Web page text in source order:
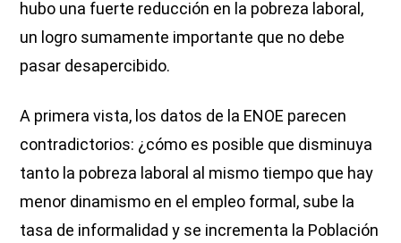
hubo una fuerte reducción en la pobreza laboral,
un logro sumamente importante que no debe
pasar desapercibido.
A primera vista, los datos de la ENOE parecen
contradictorios: ¿cómo es posible que disminuya
tanto la pobreza laboral al mismo tiempo que hay
menor dinamismo en el empleo formal, sube la
tasa de informalidad y se incrementa la Población